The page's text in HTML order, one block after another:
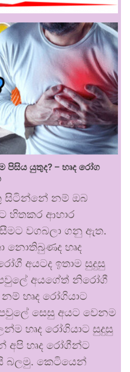
යුතුද? – හෘද රෝග
සිටින්නේ නම් ඔබ
හිතකර ආහාර
වගබලා ගනු ඇත.
නොතිබුණද හෘද
අයටද ඉතාම සුදුසු
අයගේත් නිරෝගී
හෘද රෝගියාට
සෙසු අයට වෙනම
හෘද රෝගියාට සුදුසු
අපි හෘද රෝගීන්ට
බලමු. කෙටියෙන්